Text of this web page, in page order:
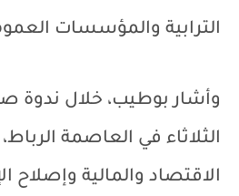
الترابية والمؤسسات
وأشار بوطيب، خلال ندوة
الثلاثاء في العاصمة
الاقتصاد والمالية وإصلاح